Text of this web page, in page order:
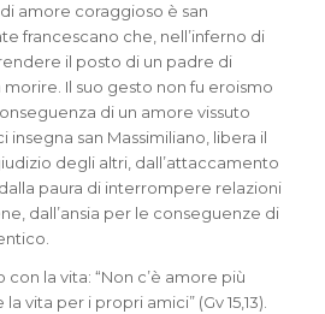
amore coraggioso è san
francescano che, nell’inferno di
il posto di un padre di
Il suo gesto non fu eroismo
di un amore vissuto
insegna san Massimiliano, libera il
degli altri, dall’attaccamento
paura di interrompere relazioni
dall’ansia per le conseguenze di
la vita: “Non c’è amore più
vita per i propri amici” (Gv 15,13).